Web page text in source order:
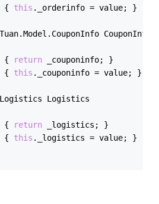
{ this ._orderinfo = value; }
Tuan.Model.CouponInfo CouponInfo
{
return _couponinfo; }
{ this ._couponinfo = value; }
Logistics Logistics
{
return _logistics; }
{ this ._logistics = value; }